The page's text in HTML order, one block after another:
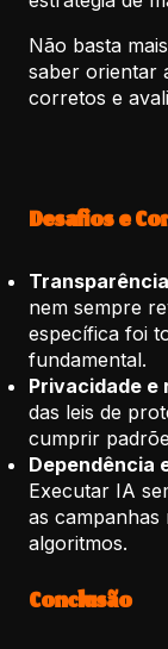
Não basta
saber orientar
corretos e
Desafios e
nem sempre
específica foi
fundamental.
Privacidade e
das leis de
cumprir
Dependência
Executar IA
as campanhas
algoritmos.
Conclusão